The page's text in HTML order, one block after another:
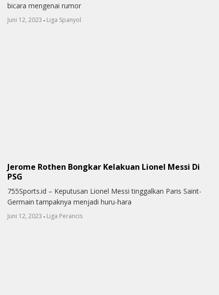
bicara mengenai rumor
Juni 12, 2023 - Liga Spanyol
Jerome Rothen Bongkar Kelakuan Lionel Messi Di
PSG
755Sports.id – Keputusan Lionel Messi tinggalkan Paris Saint-
Germain tampaknya menjadi huru-hara
Juni 12, 2023 - Liga Perancis